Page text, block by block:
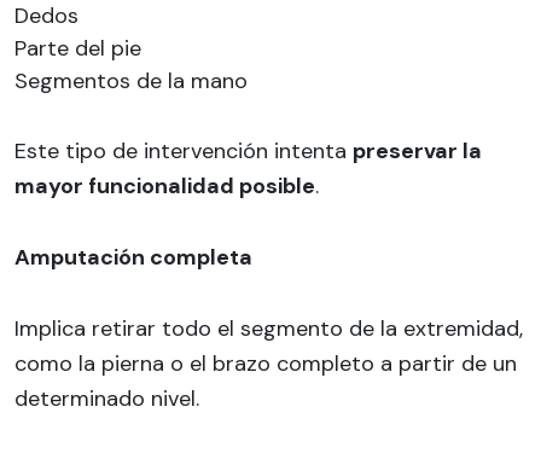
Dedos
Parte del pie
Segmentos de la mano
Este tipo de intervención intenta preservar la
mayor funcionalidad posible.
Amputación completa
Implica retirar todo el segmento de la extremidad,
como la pierna o el brazo completo a partir de un
determinado nivel.